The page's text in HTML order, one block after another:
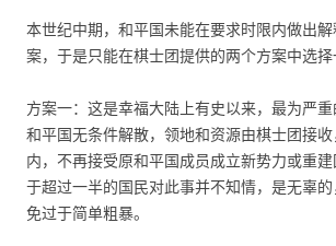
本世纪中期，和平国未能在要求时限内做出
案，于是只能在棋士团提供的两个方案中选
方案一：这是幸福大陆上有史以来，最为严
和平国无条件解散，领地和资源由棋士团接
内，不再接受原和平国成员成立新势力或重
于超过一半的国民对此事并不知情，是无辜
免过于简单粗暴。